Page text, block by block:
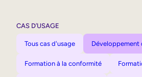
CAS D’USAGE
Tous cas d'usage Développement
Formation à la conformité